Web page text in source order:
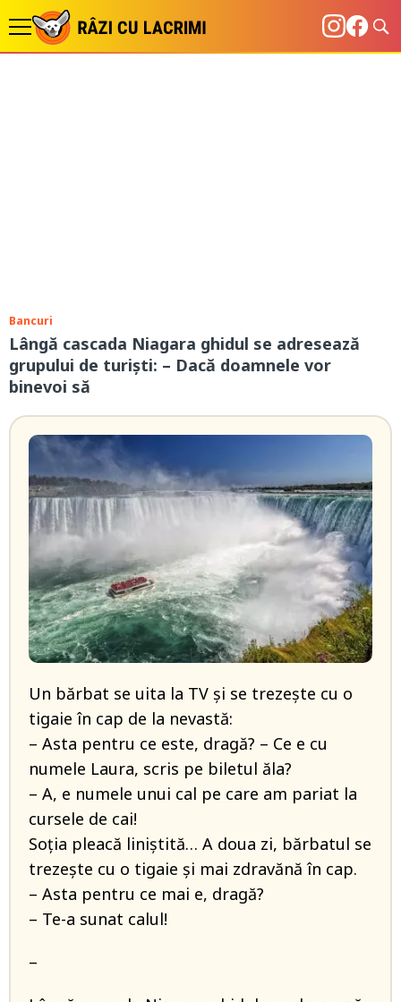
Bancuri
Lângă cascada Niagara ghidul se adresează
grupului de turiști: – Dacă doamnele vor
binevoi să
Un bărbat se uita la TV și se trezește cu o
tigaie în cap de la nevastă:
– Asta pentru ce este, dragă? – Ce e cu
numele Laura, scris pe biletul ăla?
– A, e numele unui cal pe care am pariat la
cursele de cai!
Soția pleacă liniștită… A doua zi, bărbatul se
trezește cu o tigaie și mai zdravănă în cap.
– Asta pentru ce mai e, dragă?
– Te-a sunat calul!
–